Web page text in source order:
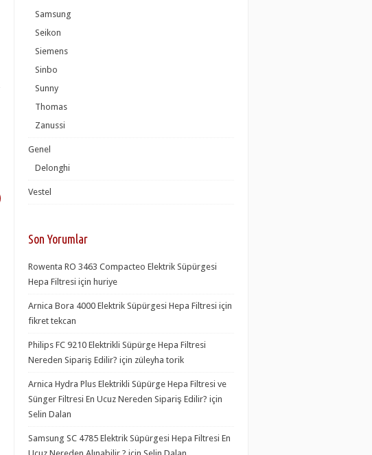
Samsung
Seikon
Siemens
Sinbo
Sunny
Thomas
Zanussi
Genel
Delonghi
Vestel
Son Yorumlar
Rowenta RO 3463 Compacteo Elektrik Süpürgesi
Hepa Filtresi için huriye
Arnica Bora 4000 Elektrik Süpürgesi Hepa Filtresi için
fikret tekcan
Philips FC 9210 Elektrikli Süpürge Hepa Filtresi
Nereden Sipariş Edilir? için züleyha torik
Arnica Hydra Plus Elektrikli Süpürge Hepa Filtresi ve
Sünger Filtresi En Ucuz Nereden Sipariş Edilir? için
Selin Dalan
Samsung SC 4785 Elektrik Süpürgesi Hepa Filtresi En